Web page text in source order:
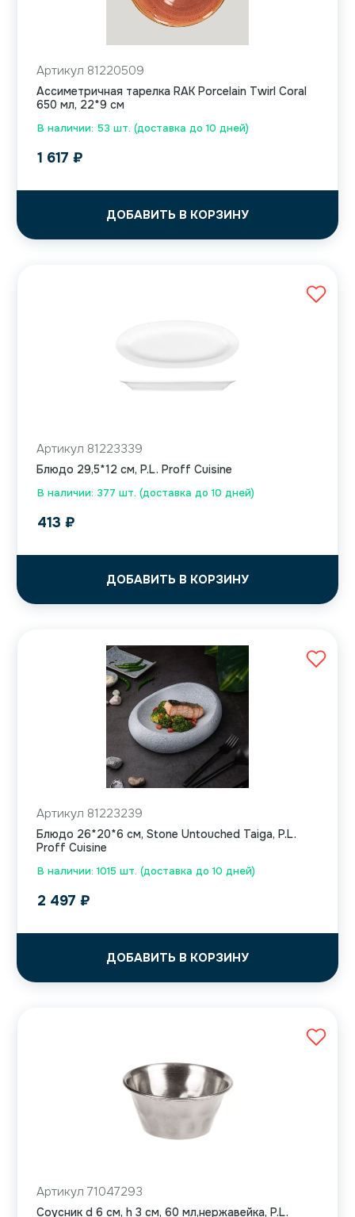
В наличии: 53 шт. (доставка до 10 дней)
Артикул 81220509
Ассиметричная тарелка RAK Porcelain Twirl Coral
650 мл, 22*9 см
1 617 ₽
ДОБАВИТЬ В КОРЗИНУ
В наличии: 377 шт. (доставка до 10 дней)
Артикул 81223339
Блюдо 29,5*12 см, P.L. Proff Cuisine
413 ₽
ДОБАВИТЬ В КОРЗИНУ
В наличии: 1015 шт. (доставка до 10 дней)
Артикул 81223239
Блюдо 26*20*6 см, Stone Untouched Taiga, P.L.
Proff Cuisine
2 497 ₽
ДОБАВИТЬ В КОРЗИНУ
Артикул 71047293
Соусник d 6 см, h 3 см, 60 мл,нержавейка, P.L.